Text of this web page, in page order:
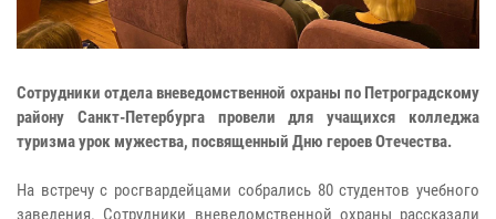
Сотрудники отдела вневедомственной охраны по Петроградскому
району Санкт-Петербурга провели для учащихся колледжа
туризма урок мужества, посвященный Дню героев Отечества.
На встречу с росгвардейцами собрались 80 студентов учебного
заведения. Сотрудники вневедомственной охраны рассказали